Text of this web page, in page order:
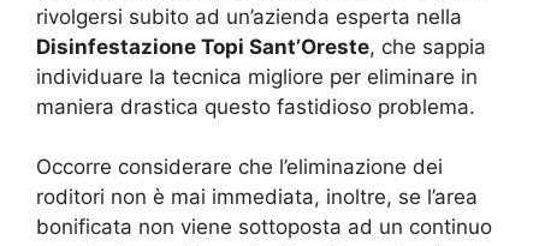
rivolgersi subito ad un’azienda esperta nella
Disinfestazione Topi Sant’Oreste, che sappia
individuare la tecnica migliore per eliminare in
maniera drastica questo fastidioso problema.
Occorre considerare che l’eliminazione dei
roditori non è mai immediata, inoltre, se l’area
bonificata non viene sottoposta ad un continuo